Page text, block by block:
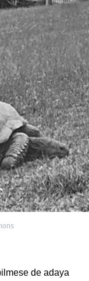
de adaya